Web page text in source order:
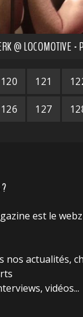
@ LOCOMOTIVE
120 121
126 127
est le
nos actualités,
vidéos...